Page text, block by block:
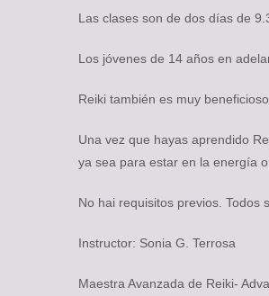
Las clases son de dos días de
Los jóvenes de 14 años en
Reiki también es muy
Una vez que hayas aprendido
ya sea para estar en la energía
No hai requisitos previos. Todos
Instructor: Sonia G. Terrosa
Maestra Avanzada de Reiki-